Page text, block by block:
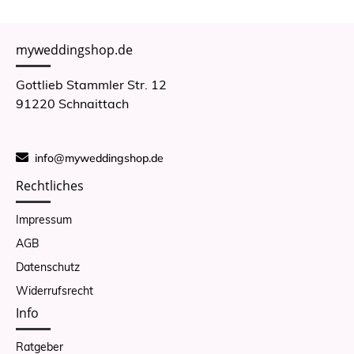
myweddingshop.de
Gottlieb Stammler Str. 12
91220 Schnaittach
info@myweddingshop.de
Rechtliches
Impressum
AGB
Datenschutz
Widerrufsrecht
Info
Ratgeber